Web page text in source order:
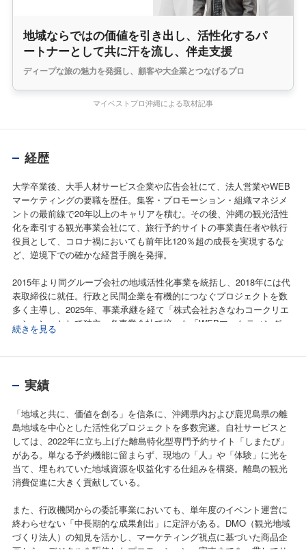
地域ならではの価値を引き出し、活性化するパ
ートナーとして共に汗を流し、伴走支援
ディープな旅の魅力を発掘し、顧客や大企業とつなげるプロ
マイベストプロ沖縄による取材記事
経歴
大学卒業後、大手人材サービス企業や広告会社にて、法人営業やWEB
マーケティングの要職を歴任。集客・プロモーション・組織マネジメ
ントの最前線で20年以上のキャリアを積む。その後、沖縄の観光活性
化を牽引する観光事業会社にて、旅行予約サイトの事業責任者や執行
役員として、コロナ禍においても前年比120％超の成長を実現するな
ど、逆境下での確かな経営手腕を発揮。
2015年より同グループ会社の地域活性化事業を統括し、2018年には代
表取締役に就任。行政と民間企業を有機的につなぐプロジェクトを数
多く主導し、2025年、事業承継を経て「株式会社おきなわコークリエ
ーション」として独立。各事業会社で培った「WEBマーケティング
力」と、現場主義で培った「地域ネットワーク」を武器に、離島振興
続きを見る
実績
「地域と共に、価値を創る」を信条に、沖縄県内および鹿児島県の離
島地域を中心とした活性化プロジェクトを多数完遂。自社サービスと
しては、2022年に立ち上げた離島特化型専門予約サイト「しまたび」
がある。単なる予約機能に留まらず、現地の「人」や「体験」に光を
当て、埋もれていた地域資源を収益化する仕組みを構築。離島の観光
消費促進に大きく貢献している。
また、行政機関からの委託事業においても、単年度のイベント運営に
終わらせない「中長期的な成果創出」に定評がある。DMO（観光地域
づくり法人）の知見を活かし、マーケティング視点に基づいた商品企